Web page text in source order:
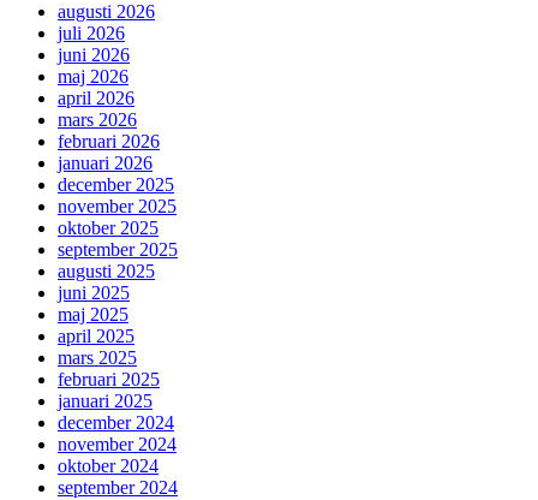
augusti 2026
juli 2026
juni 2026
maj 2026
april 2026
mars 2026
februari 2026
januari 2026
december 2025
november 2025
oktober 2025
september 2025
augusti 2025
juni 2025
maj 2025
april 2025
mars 2025
februari 2025
januari 2025
december 2024
november 2024
oktober 2024
september 2024